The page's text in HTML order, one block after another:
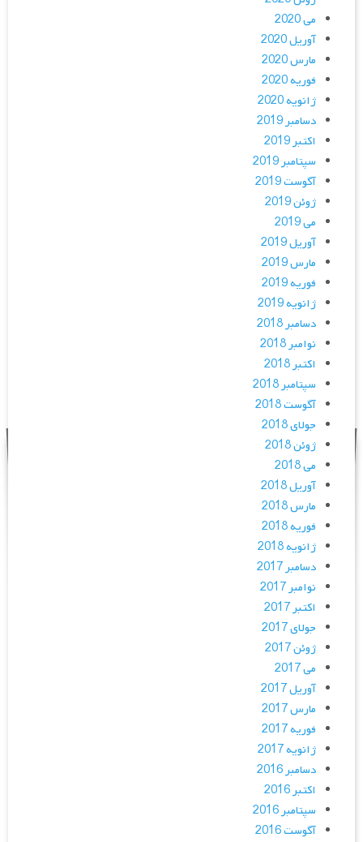
می 2020
آوریل 2020
مارس 2020
فوریه 2020
ژانویه 2020
دسامبر 2019
اکتبر 2019
سپتامبر 2019
آگوست 2019
ژوئن 2019
می 2019
آوریل 2019
مارس 2019
فوریه 2019
ژانویه 2019
دسامبر 2018
نوامبر 2018
اکتبر 2018
سپتامبر 2018
آگوست 2018
جولای 2018
ژوئن 2018
می 2018
آوریل 2018
مارس 2018
فوریه 2018
ژانویه 2018
دسامبر 2017
نوامبر 2017
اکتبر 2017
جولای 2017
ژوئن 2017
می 2017
آوریل 2017
مارس 2017
فوریه 2017
ژانویه 2017
دسامبر 2016
اکتبر 2016
سپتامبر 2016
آگوست 2016